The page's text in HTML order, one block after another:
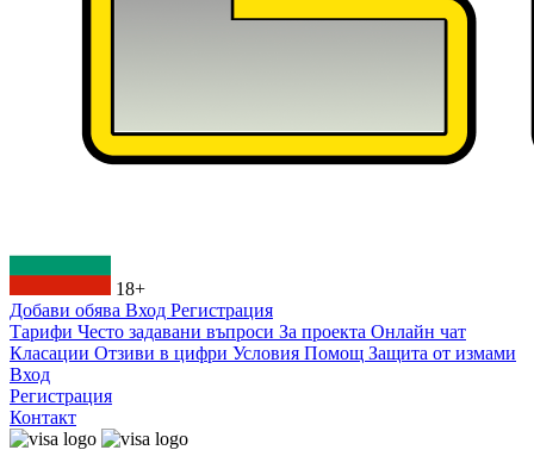
18+
Добави обява Вход Регистрация
Тарифи Често задавани въпроси За проекта Онлайн чат
Класации Отзиви в цифри Условия Помощ Защита от измами
Вход
Регистрация
Контакт